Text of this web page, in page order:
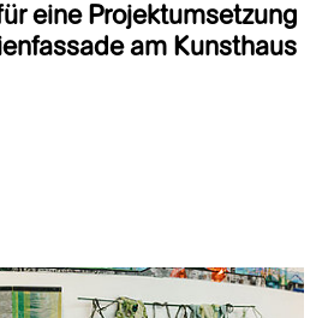
eine Projektumsetzung
am Kunsthaus